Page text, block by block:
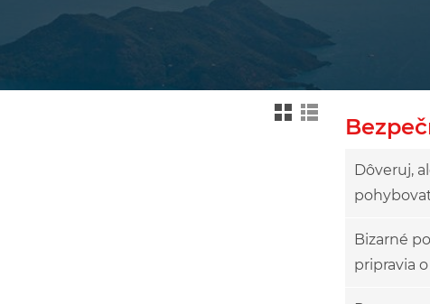
Dôveruj,
Bizarné
pripravia